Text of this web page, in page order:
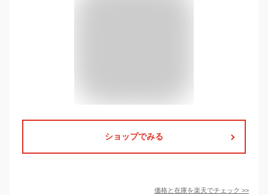
ショップでみる
価格と在庫を楽天でチェック >>